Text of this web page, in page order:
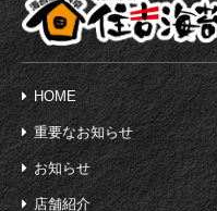
HOME
重要なお知らせ
お知らせ
店舗紹介